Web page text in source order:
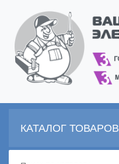
КАТАЛОГ ТОВАРОВ